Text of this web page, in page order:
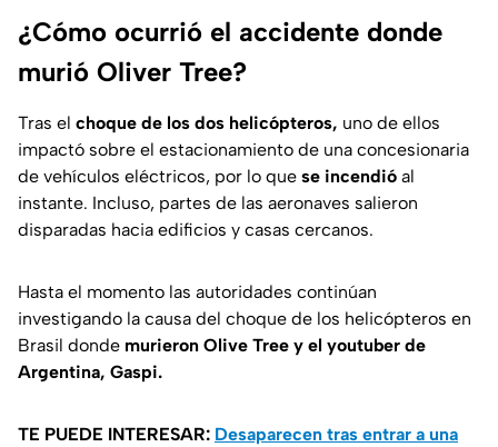
¿Cómo ocurrió el accidente donde
murió Oliver Tree?
Tras el choque de los dos helicópteros, uno de ellos
impactó sobre el estacionamiento de una concesionaria
de vehículos eléctricos, por lo que se incendió al
instante. Incluso, partes de las aeronaves salieron
disparadas hacia edificios y casas cercanos.
Hasta el momento las autoridades continúan
investigando la causa del choque de los helicópteros en
Brasil donde murieron Olive Tree y el youtuber de
Argentina, Gaspi.
TE PUEDE INTERESAR: Desaparecen tras entrar a una